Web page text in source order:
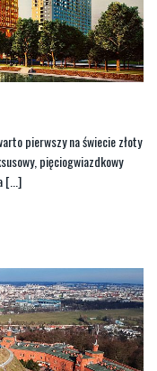
pierwszy na świecie złoty
pięciogwiazdkowy
[...]